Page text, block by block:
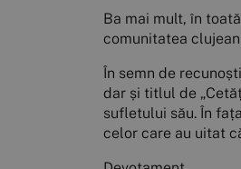
Ba mai mult, în
comunitatea
În semn de
dar și titlul de
sufletului său. În
celor care au uitat